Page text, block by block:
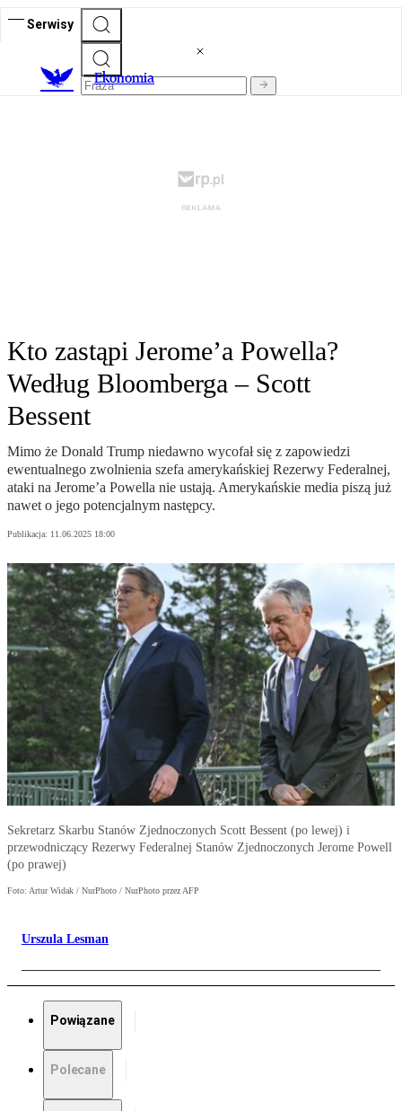
Serwisy
Ekonomia
Kto zastąpi Jerome’a Powella?
Według Bloomberga – Scott
Bessent
Mimo że Donald Trump niedawno wycofał się z zapowiedzi
ewentualnego zwolnienia szefa amerykańskiej Rezerwy Federalnej,
ataki na Jerome’a Powella nie ustają. Amerykańskie media piszą już
nawet o jego potencjalnym następcy.
Publikacja: 11.06.2025 18:00
Sekretarz Skarbu Stanów Zjednoczonych Scott Bessent (po lewej) i
przewodniczący Rezerwy Federalnej Stanów Zjednoczonych Jerome Powell
(po prawej)
Foto: Artur Widak / NurPhoto / NurPhoto przez AFP
Urszula Lesman
Powiązane
Polecane